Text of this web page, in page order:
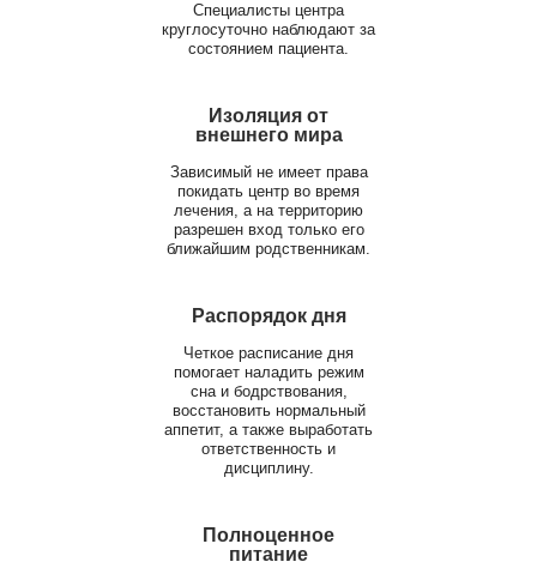
Специалисты центра
круглосуточно наблюдают за
состоянием пациента.
Изоляция от
внешнего мира
Зависимый не имеет права
покидать центр во время
лечения, а на территорию
разрешен вход только его
ближайшим родственникам.
Распорядок дня
Четкое расписание дня
помогает наладить режим
сна и бодрствования,
восстановить нормальный
аппетит, а также выработать
ответственность и
дисциплину.
Полноценное
питание